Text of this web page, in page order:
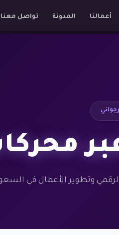
أعمالنا المدونة تواصل معنا
وتطوير الأعمال في